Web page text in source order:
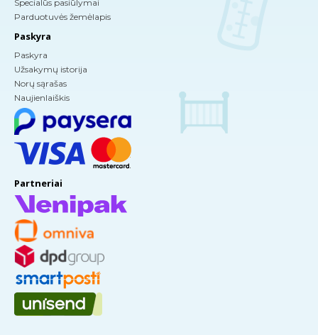
Specialūs pasiūlymai
Parduotuvės žemėlapis
Paskyra
Paskyra
Užsakymų istorija
Norų sąrašas
Naujienlaiškis
Partneriai